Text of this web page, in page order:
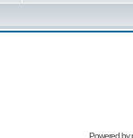
Powered by